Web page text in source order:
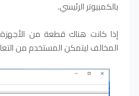
بالكمبيوتر الرئيسي.
إذا كانت هناك قطعة من
المخالف ليتمكن المستخدم من